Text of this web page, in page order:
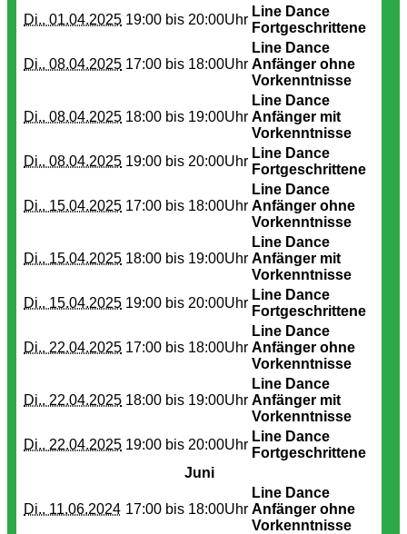
Di.. 01.04.2025 19:00 bis 20:00Uhr
Line Dance
Fortgeschrittene
Di.. 08.04.2025 17:00 bis 18:00Uhr
Line Dance
Anfänger ohne
Vorkenntnisse
Di.. 08.04.2025 18:00 bis 19:00Uhr
Line Dance
Anfänger mit
Vorkenntnisse
Di.. 08.04.2025 19:00 bis 20:00Uhr
Line Dance
Fortgeschrittene
Di.. 15.04.2025 17:00 bis 18:00Uhr
Line Dance
Anfänger ohne
Vorkenntnisse
Di.. 15.04.2025 18:00 bis 19:00Uhr
Line Dance
Anfänger mit
Vorkenntnisse
Di.. 15.04.2025 19:00 bis 20:00Uhr
Line Dance
Fortgeschrittene
Di.. 22.04.2025 17:00 bis 18:00Uhr
Line Dance
Anfänger ohne
Vorkenntnisse
Di.. 22.04.2025 18:00 bis 19:00Uhr
Line Dance
Anfänger mit
Vorkenntnisse
Di.. 22.04.2025 19:00 bis 20:00Uhr
Line Dance
Fortgeschrittene
Juni
Di.. 11.06.2024 17:00 bis 18:00Uhr
Line Dance
Anfänger ohne
Vorkenntnisse